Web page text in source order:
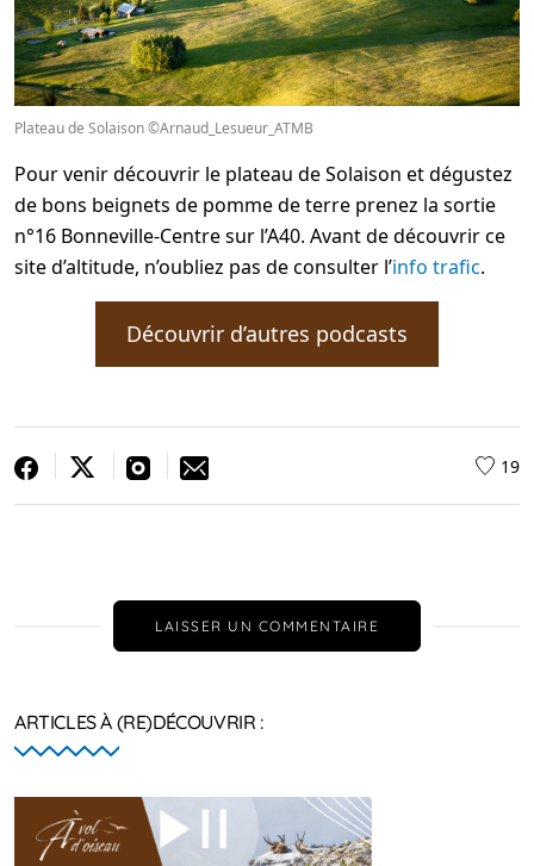
Plateau de Solaison ©Arnaud_Lesueur_ATMB
Pour venir découvrir le plateau de Solaison et dégustez
de bons beignets de pomme de terre prenez la sortie
n°16 Bonneville-Centre sur l’A40. Avant de découvrir ce
site d’altitude, n’oubliez pas de consulter l’info trafic.
Découvrir d’autres podcasts
19
LAISSER UN COMMENTAIRE
ARTICLES À (RE)DÉCOUVRIR :